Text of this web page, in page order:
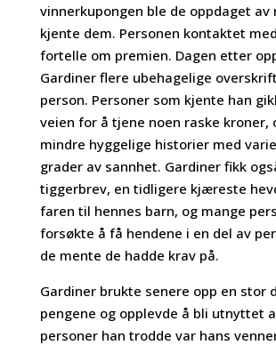
vinnerkupongen ble de oppdaget av
kjente dem. Personen kontaktet
fortelle om premien. Dagen etter
Gardiner flere ubehagelige
person. Personer som kjente han
veien for å tjene noen raske kroner,
mindre hyggelige historier med
grader av sannhet. Gardiner fikk
tiggerbrev, en tidligere kjæreste
faren til hennes barn, og mange
forsøkte å få hendene i en del av
de mente de hadde krav på.
Gardiner brukte senere opp en stor
pengene og opplevde å bli utnyttet
personer han trodde var hans